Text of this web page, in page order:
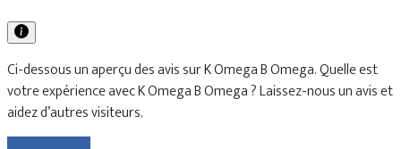
Ci-dessous un aperçu des avis sur K Omega B Omega. Quelle est
votre expérience avec K Omega B Omega ? Laissez-nous un avis et
aidez d’autres visiteurs.